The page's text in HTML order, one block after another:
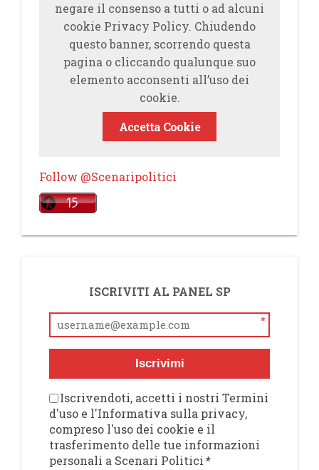
negare il consenso a tutti o ad alcuni
cookie Privacy Policy. Chiudendo
questo banner, scorrendo questa
pagina o cliccando qualunque suo
elemento acconsenti all’uso dei
cookie.
Accetta Cookie
Follow @Scenaripolitici
ISCRIVITI AL PANEL SP
*
Iscrivimi
Iscrivendoti, accetti i nostri Termini
d'uso e l'Informativa sulla privacy,
compreso l'uso dei cookie e il
trasferimento delle tue informazioni
personali a Scenari Politici*